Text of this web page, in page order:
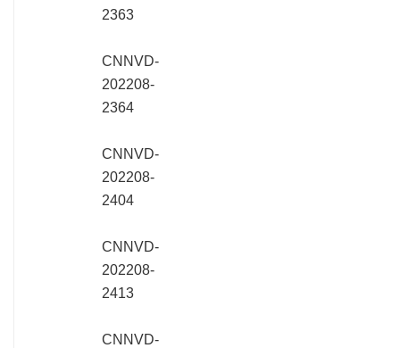
2363
CNNVD-
202208-
2364
CNNVD-
202208-
2404
CNNVD-
202208-
2413
CNNVD-